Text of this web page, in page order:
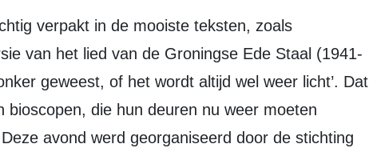
van het lied van de Groningse Ede Staal (1941-
geweest, of het wordt altijd wel weer licht’. Dat
bioscopen, die hun deuren nu weer moeten
avond werd georganiseerd door de stichting